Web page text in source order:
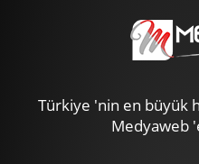
Türkiye 'nin en büyük
Medyaweb